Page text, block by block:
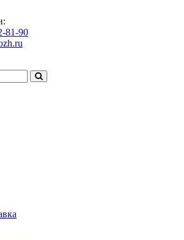
81-90